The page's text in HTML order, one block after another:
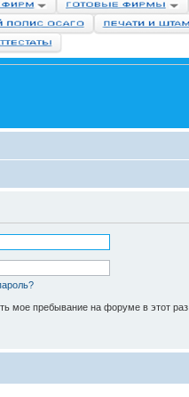
мое пребывание на форуме в этот раз